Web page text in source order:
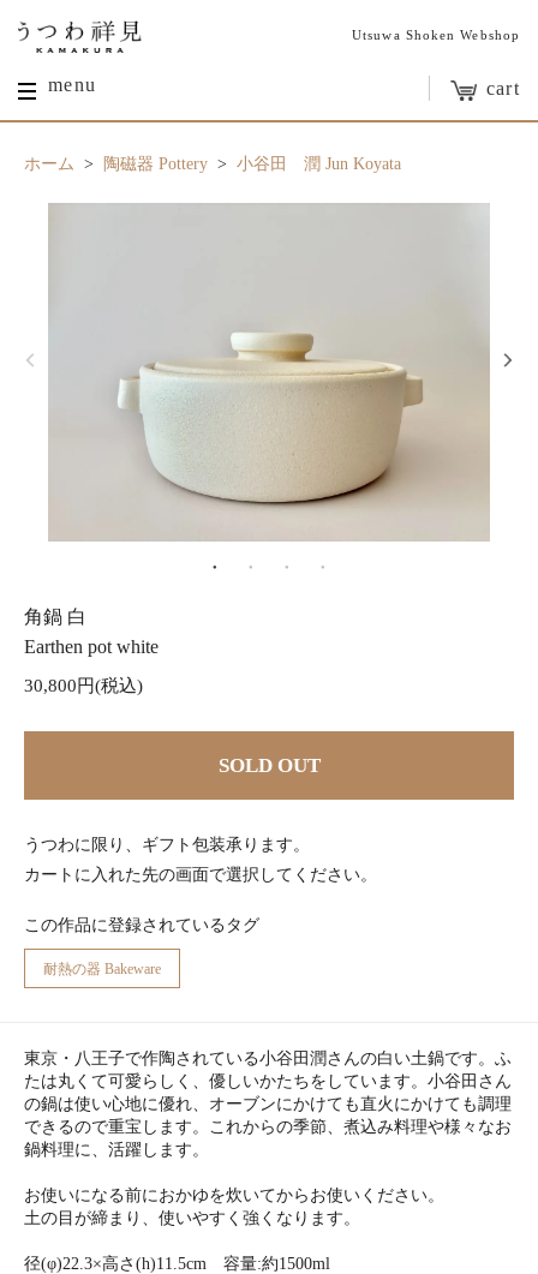
Utsuwa Shoken Webshop
menu cart
ホーム > 陶磁器 Pottery > 小谷田 潤 Jun Koyata
角鍋 白
Earthen pot white
30,800円(税込)
SOLD OUT
うつわに限り、ギフト包装承ります。
カートに入れた先の画面で選択してください。
この作品に登録されているタグ
耐熱の器 Bakeware
東京・八王子で作陶されている小谷田潤さんの白い土鍋です。ふ
たは丸くて可愛らしく、優しいかたちをしています。小谷田さん
の鍋は使い心地に優れ、オーブンにかけても直火にかけても調理
できるので重宝します。これからの季節、煮込み料理や様々なお
鍋料理に、活躍します。
お使いになる前におかゆを炊いてからお使いください。
土の目が締まり、使いやすく強くなります。
径(φ)22.3×高さ(h)11.5cm 容量:約1500ml